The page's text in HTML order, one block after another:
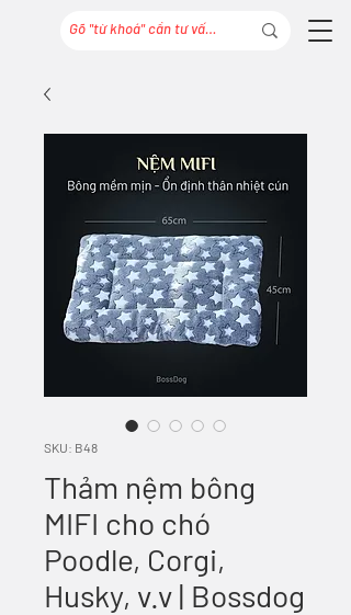
SKU: B48
Thảm nệm bông
MIFI cho chó
Poodle, Corgi,
Husky, v.v | Bossdog